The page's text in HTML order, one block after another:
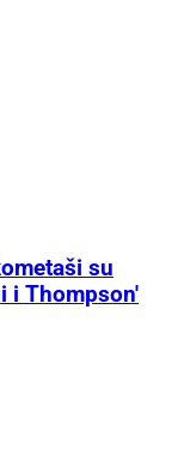
su
i Thompson'